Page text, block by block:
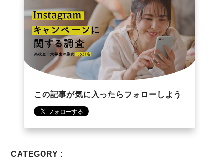
この記事が気に入ったらフォローしよう
CATEGORY :